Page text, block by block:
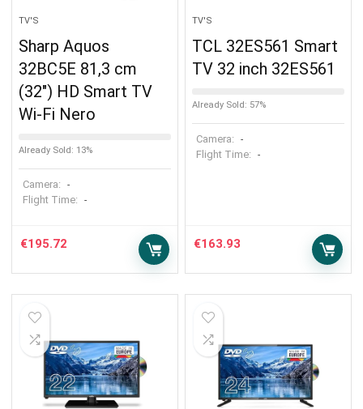
TV'S
Sharp Aquos
32BC5E 81,3 cm
(32″) HD Smart TV
Wi-Fi Nero
Already Sold: 13%
Camera: -
Flight Time: -
€195.72
TV'S
TCL 32ES561 Smart
TV 32 inch 32ES561
Already Sold: 57%
Camera: -
Flight Time: -
€163.93